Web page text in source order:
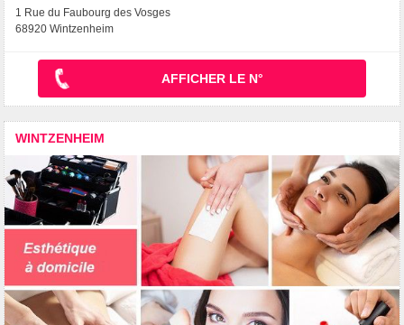
1 Rue du Faubourg des Vosges
68920 Wintzenheim
AFFICHER LE N°
WINTZENHEIM